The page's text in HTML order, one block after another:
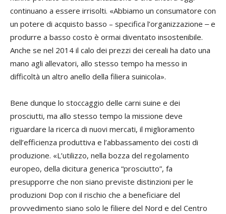
continuano a essere irrisolti. «Abbiamo un consumatore con
un potere di acquisto basso – specifica l’organizzazione ‒ e
produrre a basso costo è ormai diventato insostenibile.
Anche se nel 2014 il calo dei prezzi dei cereali ha dato una
mano agli allevatori, allo stesso tempo ha messo in
difficoltà un altro anello della filiera suinicola».
Bene dunque lo stoccaggio delle carni suine e dei
prosciutti, ma allo stesso tempo la missione deve
riguardare la ricerca di nuovi mercati, il miglioramento
dell’efficienza produttiva e l’abbassamento dei costi di
produzione. «L’utilizzo, nella bozza del regolamento
europeo, della dicitura generica “prosciutto”, fa
presupporre che non siano previste distinzioni per le
produzioni Dop con il rischio che a beneficiare del
provvedimento siano solo le filiere del Nord e del Centro